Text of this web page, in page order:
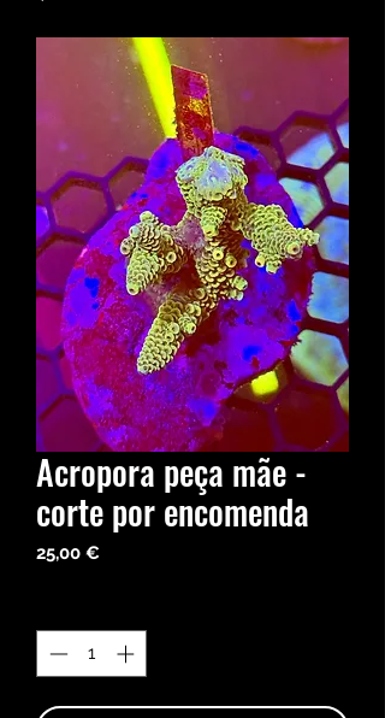
Acropora peça mãe -
corte por encomenda
25,00 €Precio